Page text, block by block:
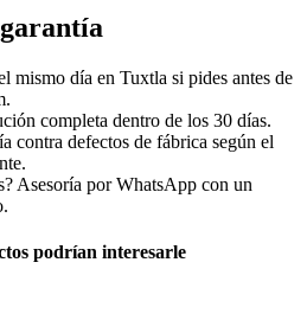
mismo día en Tuxtla si pides antes de
completa dentro de los 30 días.
contra defectos de fábrica según el
Asesoría por WhatsApp con un
podrían interesarle